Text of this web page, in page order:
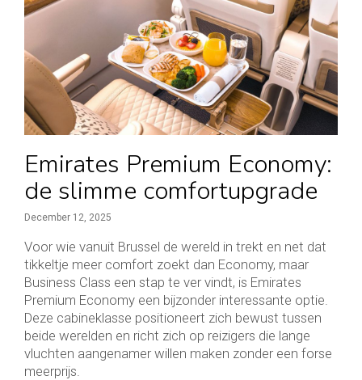
Emirates Premium Economy:
de slimme comfortupgrade
December 12, 2025
Voor wie vanuit Brussel de wereld in trekt en net dat
tikkeltje meer comfort zoekt dan Economy, maar
Business Class een stap te ver vindt, is Emirates
Premium Economy een bijzonder interessante optie.
Deze cabineklasse positioneert zich bewust tussen
beide werelden en richt zich op reizigers die lange
vluchten aangenamer willen maken zonder een forse
meerprijs.